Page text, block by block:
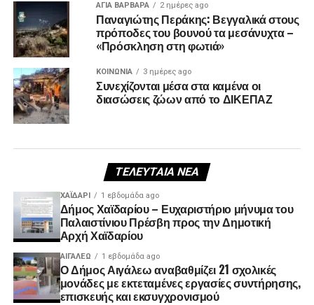
ΑΓΙΑ ΒΑΡΒΑΡΑ 2 ημέρες ago
Παναγιώτης Περάκης: Βεγγαλικά στους
πρόποδες του βουνού τα μεσάνυχτα –
«Πρόσκληση στη φωτιά»
ΚΟΙΝΩΝΊΑ 3 ημέρες ago
Συνεχίζονται μέσα στα καμένα οι
διασώσεις ζώων από το ΔΙΚΕΠΑΖ
ΤΕΛΕΥΤΑΊΑ ΝΈΑ
ΧΑΪΔΑΡΙ 1 εβδομάδα ago
Δήμος Χαϊδαρίου – Ευχαριστήριο μήνυμα του
Παλαιστίνιου Πρέσβη προς την Δημοτική
Αρχή Χαϊδαρίου
ΑΙΓΑΛΕΩ 1 εβδομάδα ago
Ο Δήμος Αιγάλεω αναβαθμίζει 21 σχολικές
μονάδες με εκτεταμένες εργασίες συντήρησης,
επισκευής και εκσυγχρονισμού